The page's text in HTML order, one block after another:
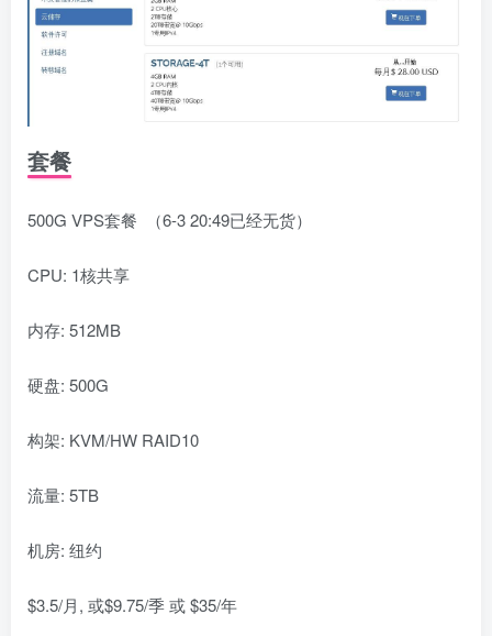
套餐
500G VPS套餐 （6-3 20:49已经无货）
CPU: 1核共享
内存: 512MB
硬盘: 500G
构架: KVM/HW RAID10
流量: 5TB
机房: 纽约
$3.5/月, 或$9.75/季 或 $35/年